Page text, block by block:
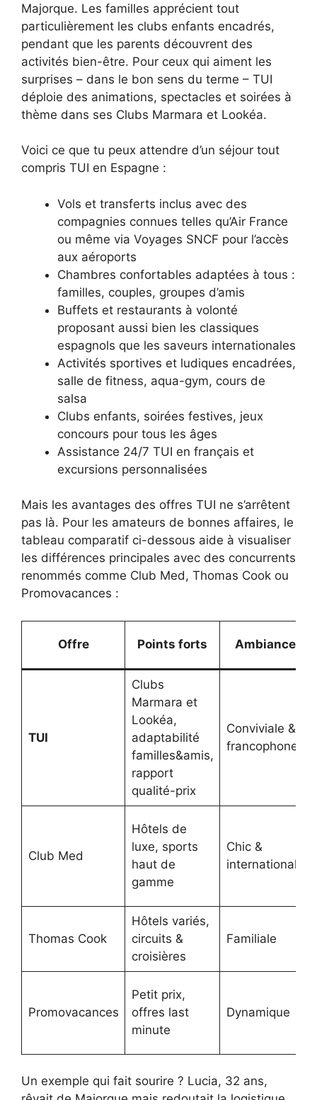
Majorque. Les familles apprécient tout
particulièrement les clubs enfants encadrés,
pendant que les parents découvrent des
activités bien-être. Pour ceux qui aiment les
surprises – dans le bon sens du terme – TUI
déploie des animations, spectacles et soirées à
thème dans ses Clubs Marmara et Lookéa.
Voici ce que tu peux attendre d’un séjour tout
compris TUI en Espagne :
Vols et transferts inclus avec des
compagnies connues telles qu’Air France
ou même via Voyages SNCF pour l’accès
aux aéroports
Chambres confortables adaptées à tous :
familles, couples, groupes d’amis
Buffets et restaurants à volonté
proposant aussi bien les classiques
espagnols que les saveurs internationales
Activités sportives et ludiques encadrées,
salle de fitness, aqua-gym, cours de
salsa
Clubs enfants, soirées festives, jeux
concours pour tous les âges
Assistance 24/7 TUI en français et
excursions personnalisées
Mais les avantages des offres TUI ne s’arrêtent
pas là. Pour les amateurs de bonnes affaires, le
tableau comparatif ci-dessous aide à visualiser
les différences principales avec des concurrents
renommés comme Club Med, Thomas Cook ou
Promovacances :
Offre Points forts Ambiance
TUI
Clubs
Marmara et
Lookéa,
adaptabilité
familles&amis,
rapport
qualité-prix
Conviviale &
francophone
Club Med
Hôtels de
luxe, sports
haut de
gamme
Chic &
internationale
Thomas Cook
Hôtels variés,
circuits &
croisières
Familiale
Promovacances
Petit prix,
offres last
minute
Dynamique
Un exemple qui fait sourire ? Lucia, 32 ans,